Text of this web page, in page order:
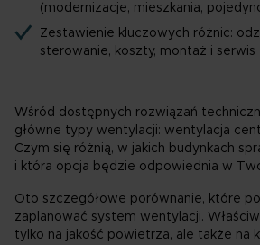
(modernizacje, mieszkania,
Zestawienie kluczowych różnic:
sterowanie, koszty, montaż i serwis
Wśród dostępnych rozwiązań
główne typy wentylacji: wentylacja
Czym się różnią, w jakich budynkach
i która opcja będzie odpowiednia w
Oto szczegółowe porównanie, które
zaplanować system wentylacji.
tylko na jakość powietrza, ale także na